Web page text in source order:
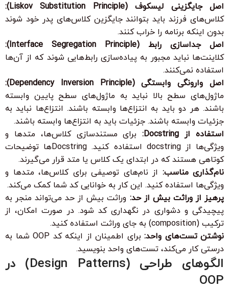
اصل جایگزینی لیسکوف (Liskov Substitution Principle):
کلاس‌های فرزند باید بتوانند جایگزین کلاس‌های پدر خود شوند
بدون اینکه برنامه را خراب کنند.
اصل جداسازی رابط (Interface Segregation Principle):
کلاینت‌ها نباید مجبور به پیاده‌سازی رابط‌هایی شوند که از آن‌ها
استفاده نمی‌کنند.
اصل وارونگی وابستگی (Dependency Inversion Principle):
ماژول‌های سطح بالا نباید به ماژول‌های سطح پایین وابسته
باشند. هر دو باید به انتزاع‌ها وابسته باشند. انتزاع‌ها نباید به
جزئیات وابسته باشند. جزئیات باید به انتزاع‌ها وابسته باشند.
استفاده از Docstring:
برای مستندسازی کلاس‌ها، متدها و
ویژگی‌ها از docstring استفاده کنید. Docstringها توضیحات
کوتاهی هستند که در ابتدای یک کلاس یا متد قرار می‌گیرند.
نام‌گذاری مناسب: از نام‌های توصیفی برای کلاس‌ها، متدها و
ویژگی‌ها استفاده کنید. این کار به خوانایی کد شما کمک می‌کند.
پرهیز از وراثت بیش از حد: وراثت بیش از حد می‌تواند منجر به
پیچیدگی و دشواری در نگهداری کد شود. در صورت امکان، از
ترکیب (composition) به جای وراثت استفاده کنید.
نوشتن تست‌های واحد:
برای اطمینان از اینکه کد OOP شما به
درستی کار می‌کند، تست‌های واحد بنویسید.
الگوهای طراحی (Design Patterns) در
OOP